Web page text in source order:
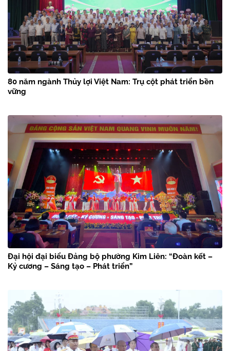
80 năm ngành Thủy lợi Việt Nam: Trụ cột phát triển bền
vững
Đại hội đại biểu Đảng bộ phường Kim Liên: “Đoàn kết –
Kỷ cương – Sáng tạo – Phát triển”